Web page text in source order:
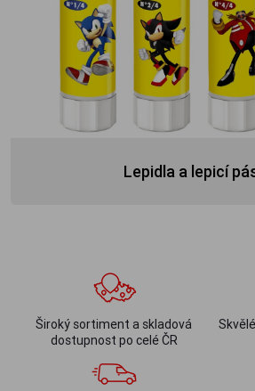
Lepidla a lepicí
Široký sortiment a skladová
dostupnost po celé ČR